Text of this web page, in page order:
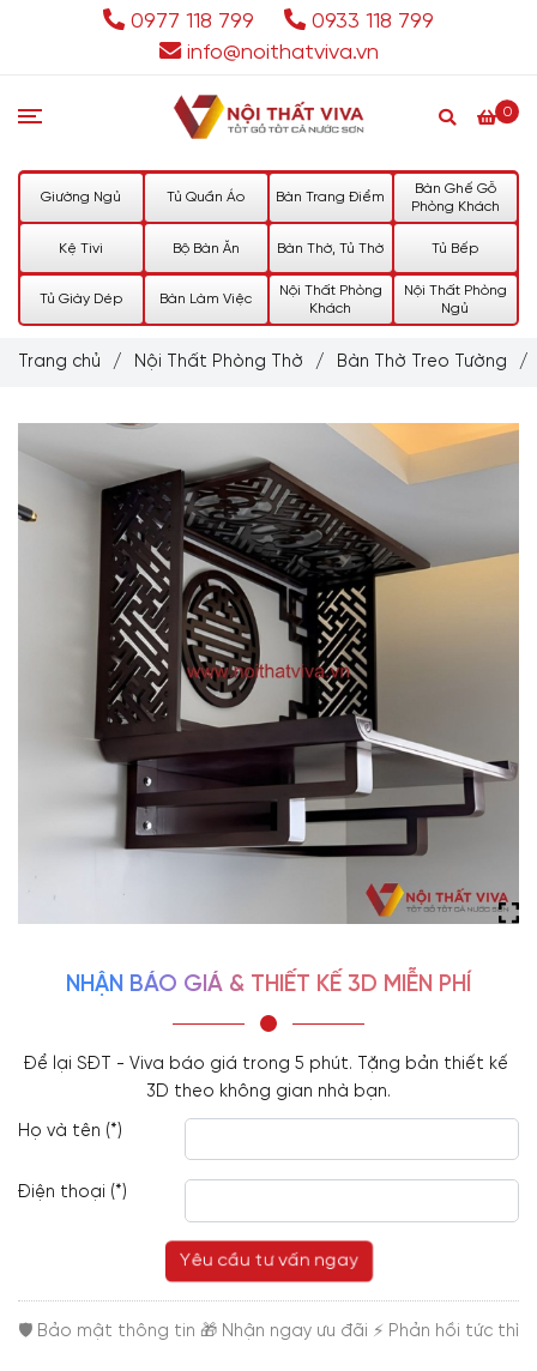
0977 118 799
0933 118 799
info@noithatviva.vn
0
Giường Ngủ Tủ Quần Áo Bàn Trang Điểm
Bàn Ghế Gỗ
Phòng Khách
Kệ Tivi Bộ Bàn Ăn Bàn Thờ, Tủ Thờ Tủ Bếp
Tủ Giày Dép Bàn Làm Việc
Nội Thất Phòng
Khách
Nội Thất Phòng
Ngủ
Trang chủ / Nội Thất Phòng Thờ / Bàn Thờ Treo Tường /
NHẬN BÁO GIÁ & THIẾT KẾ 3D MIỄN PHÍ
Để lại SĐT - Viva báo giá trong 5 phút. Tặng bản thiết kế
3D theo không gian nhà bạn.
Họ và tên (*)
Điện thoại (*)
Yêu cầu tư vấn ngay